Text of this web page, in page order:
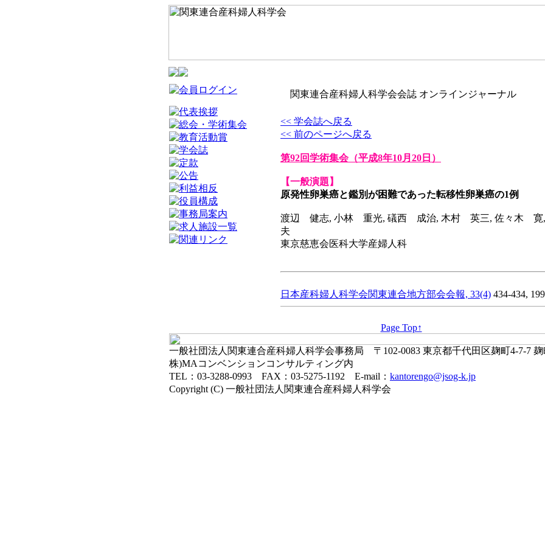
関東連合産科婦人科学会会誌 オンラインジャーナル
<< 学会誌へ戻る
<< 前のページへ戻る
第92回学術集会（平成8年10月20日）
【一般演題】
原発性卵巣癌と鑑別が困難であった転移性卵巣癌の1例
渡辺 健志, 小林 重光, 礒西 成治, 木村 英三, 佐々木
夫
東京慈恵会医科大学産婦人科
日本産科婦人科学会関東連合地方部会会報, 33(4) 434-434,
Page Top↑
一般社団法人関東連合産科婦人科学会事務局 〒102-0083 東京都千代田区麹町4-7-7
株)MAコンベンションコンサルティング内
TEL：03-3288-0993 FAX：03-5275-1192 E-mail： kantorengo@jsog-k.jp
Copyright (C) 一般社団法人関東連合産科婦人科学会